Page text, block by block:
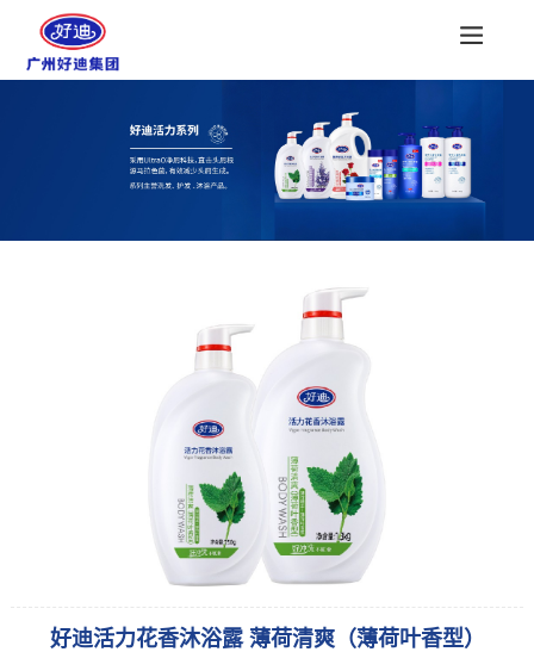
好迪活力花香沐浴露 薄荷清爽（薄荷叶香型）